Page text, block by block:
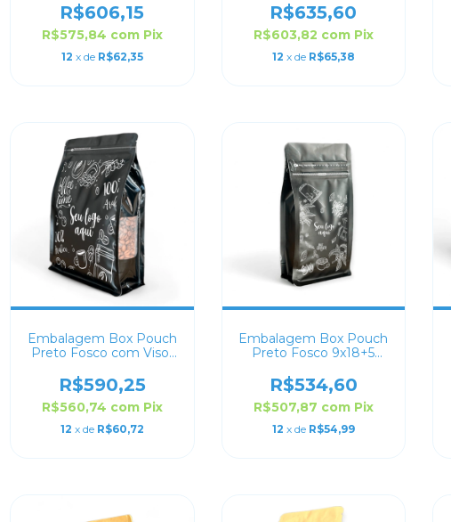
R$606,15
R$575,84 com Pix
12 x de R$62,35
R$635,60
R$603,82 com Pix
12 x de R$65,38
Embalagem Box Pouch
Preto Fosco com Visor
R$590,25
R$560,74 com Pix
12 x de R$60,72
Embalagem Box Pouch
Preto Fosco 9x18+5
R$534,60
R$507,87 com Pix
12 x de R$54,99